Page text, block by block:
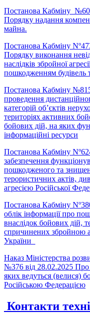
Постанова Кабміну
Порядку надання
майна.
Постанова Кабміну
Порядку виконання
наслідків збройної
пошкодженням будівель
Постанова Кабміну
проведення
категорій об’єктів
територіях активних
бойових дій, на яких
інформаційні ресурси
Постанова Кабміну
забезпечення
пошкодженого та
терористичних актів,
агресією Російської
Постанова Кабміну
облік інформації про
внаслідок бойових дій,
спричинених збройною
України
Наказ Міністерства
№376 від 28.02.2025 Про
яких ведуться (велися)
Російською Федерацією
Контакти